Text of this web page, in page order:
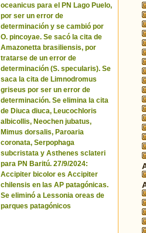
oceanicus para el PN Lago Puelo,
por ser un error de
determinación y se cambió por
O. pincoyae. Se sacó la cita de
Amazonetta brasiliensis, por
tratarse de un error de
determinación (S. specularis). Se
saca la cita de Limnodromus
griseus por ser un error de
determinación. Se elimina la cita
de Diuca diuca, Leucochloris
albicollis, Neochen jubatus,
Mimus dorsalis, Paroaria
coronata, Serpophaga
subcristata y Asthenes sclateri
para PN Baritú. 27/9/2024:
Accipiter bicolor es Accipiter
chilensis en las AP patagónicas.
Se eliminó a Lessonia oreas de
parques patagónicos